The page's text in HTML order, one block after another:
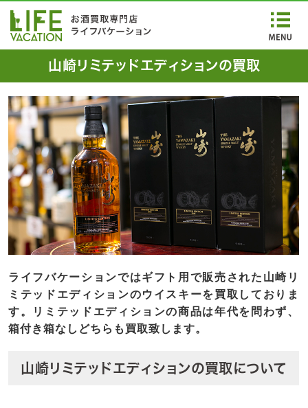
山崎リミテッドエディションの買取
ライフバケーションではギフト用で販売された山崎リ
ミテッドエディションのウイスキーを買取しておりま
す。リミテッドエディションの商品は年代を問わず、
箱付き箱なしどちらも買取致します。
山崎リミテッドエディションの買取について